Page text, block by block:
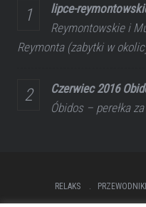
lipce-
Reymontowskie i
Reymonta (zabytki w
Czerwiec 2016
Óbidos – perełka
RELAKS PRZEWODNIKI